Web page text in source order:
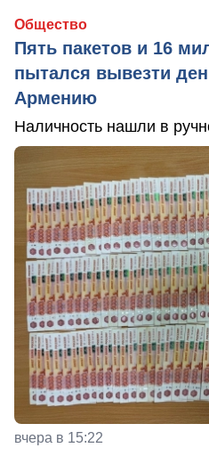
Общество
Пять пакетов и 16
пытался вывезти
Армению
Наличность нашли в
вчера в 15:22